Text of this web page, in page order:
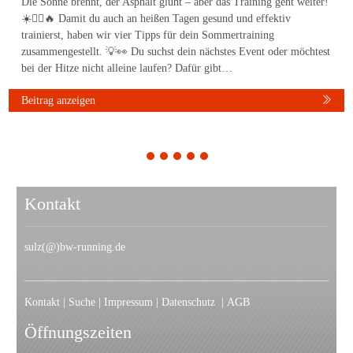
☀️🏃‍♀️🔥 Damit du auch an heißen Tagen gesund und effektiv
trainierst, haben wir vier Tipps für dein Sommertraining
zusammengestellt. 💡👀 Du suchst dein nächstes Event oder möchtest
bei der Hitze nicht alleine laufen? Dafür gibt…
Beitrag anzeigen
1 2 3 4 5
Kontakt
sulz(@)bw-running.de
Kontakt | Suche | Impressum | Datenschutz | AGB
Öffnungszeiten